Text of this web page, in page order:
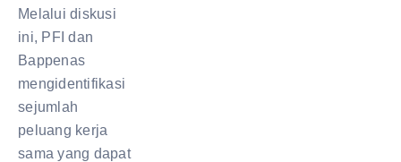
Melalui diskusi
ini, PFI dan
Bappenas
mengidentifikasi
sejumlah
peluang kerja
sama yang dapat